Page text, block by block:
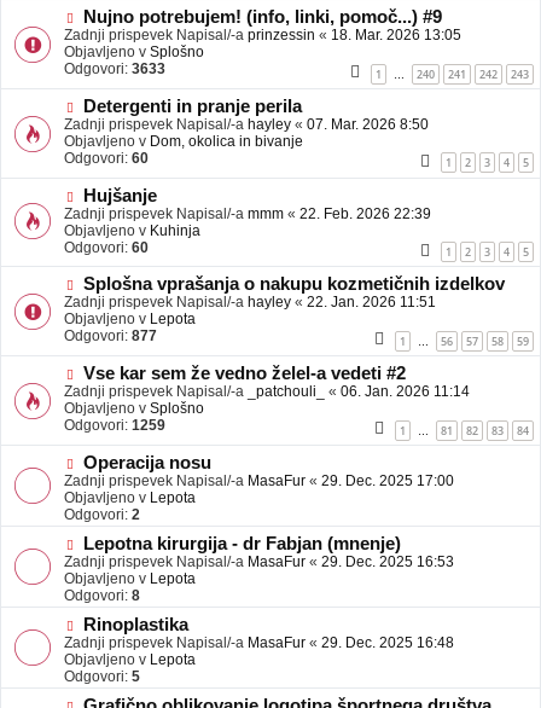
b
a
v
e
N
o
v
e
b
a
v
e
Nujno potrebujem! (info, linki, pomoč...) #9
Zadnji prispevek Napisal/-a prinzessin « 18. Mar. 2026 13:05
Objavljeno v Splošno
Odgovori: 3633 1 240 241 242 243
N
o
v
e
o
b
a
v
e
Detergenti in pranje perila
Zadnji prispevek Napisal/-a hayley « 07. Mar. 2026 8:50
Objavljeno v Dom, okolica in bivanje
Odgovori: 60 1 2 3 4 5
N
o
v
e
o
b
a
v
e
Hujšanje
Zadnji prispevek Napisal/-a mmm « 22. Feb. 2026 22:39
Objavljeno v Kuhinja
Odgovori: 60 1 2 3 4 5
N
o
v
e
b
a
v
e
Splošna vprašanja o nakupu kozmetičnih izdelkov
Zadnji prispevek Napisal/-a hayley « 22. Jan. 2026 11:51
Objavljeno v Lepota
Odgovori: 877 1 … 56 57 58 59
N
o
v
e
b
a
v
e
Vse kar sem že vedno želel-a vedeti #2
Zadnji prispevek Napisal/-a _patchouli_ « 06. Jan. 2026 11:14
Objavljeno v Splošno
Odgovori: 1259 1 81 82 83 84
N
o
v
e
o
j
a
v
e
Operacija nosu
Zadnji prispevek Napisal/-a MasaFur « 29. Dec. 2025 17:00
Objavljeno v Lepota
Odgovori: 2
N
o
v
e
o
j
a
v
e
Lepotna kirurgija - dr Fabjan (mnenje)
Zadnji prispevek Napisal/-a MasaFur « 29. Dec. 2025 16:53
Objavljeno v Lepota
Odgovori: 8
N
o
v
e
o
Rinoplastika
Zadnji prispevek Napisal/-a MasaFur « 29. Dec. 2025 16:48
Objavljeno v Lepota
Odgovori: 5
N